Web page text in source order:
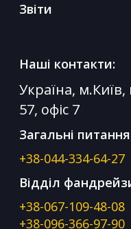
Звіти
Наші контакти:
Україна,
57, офіс 7
Загальні
+38-044-334-64-27
Відділ
+38-067-109-48-08
+38-096-366-97-90